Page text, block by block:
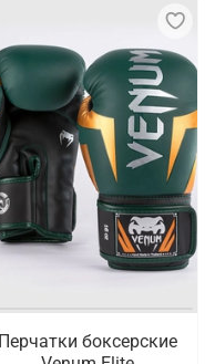
Перчатки боксерские